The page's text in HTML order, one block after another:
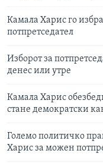
Камала Харис го
потпретседател
Изборот за
денес или утре
Камала Харис
стане демократски
Големо политичко
Харис за можен